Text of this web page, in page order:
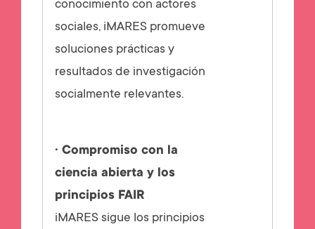
conocimiento con actores
sociales, iMARES promueve
soluciones prácticas y
resultados de investigación
socialmente relevantes.
· Compromiso con la
ciencia abierta y los
principios FAIR
iMARES sigue los principios